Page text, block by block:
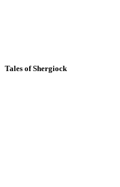
Tales of Shergiock